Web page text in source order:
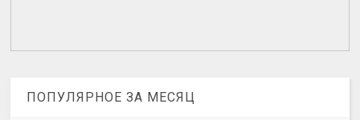
ПОПУЛЯРНОЕ ЗА МЕСЯЦ